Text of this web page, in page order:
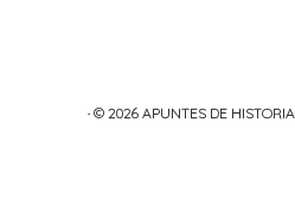
· © 2026 APUNTES DE HISTORIA